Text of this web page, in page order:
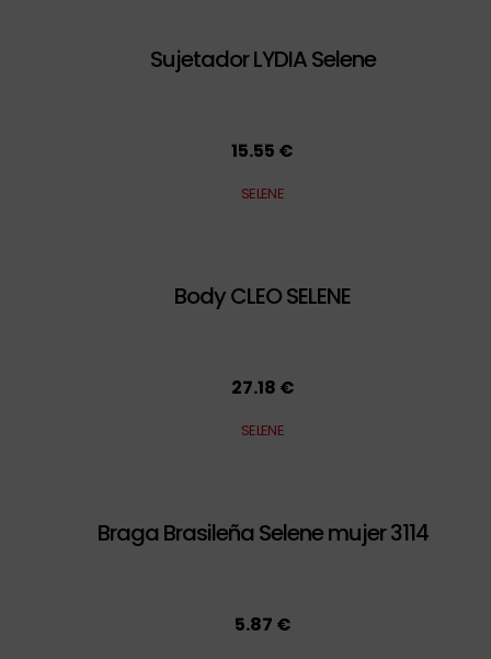
Sujetador LYDIA Selene
15.55 €
SELENE
Body CLEO SELENE
27.18 €
SELENE
Braga Brasileña Selene mujer 3114
5.87 €